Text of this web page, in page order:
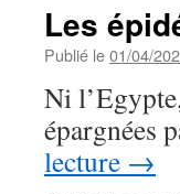
Les
Publié le01/04/
Ni
épargnées
lecture →